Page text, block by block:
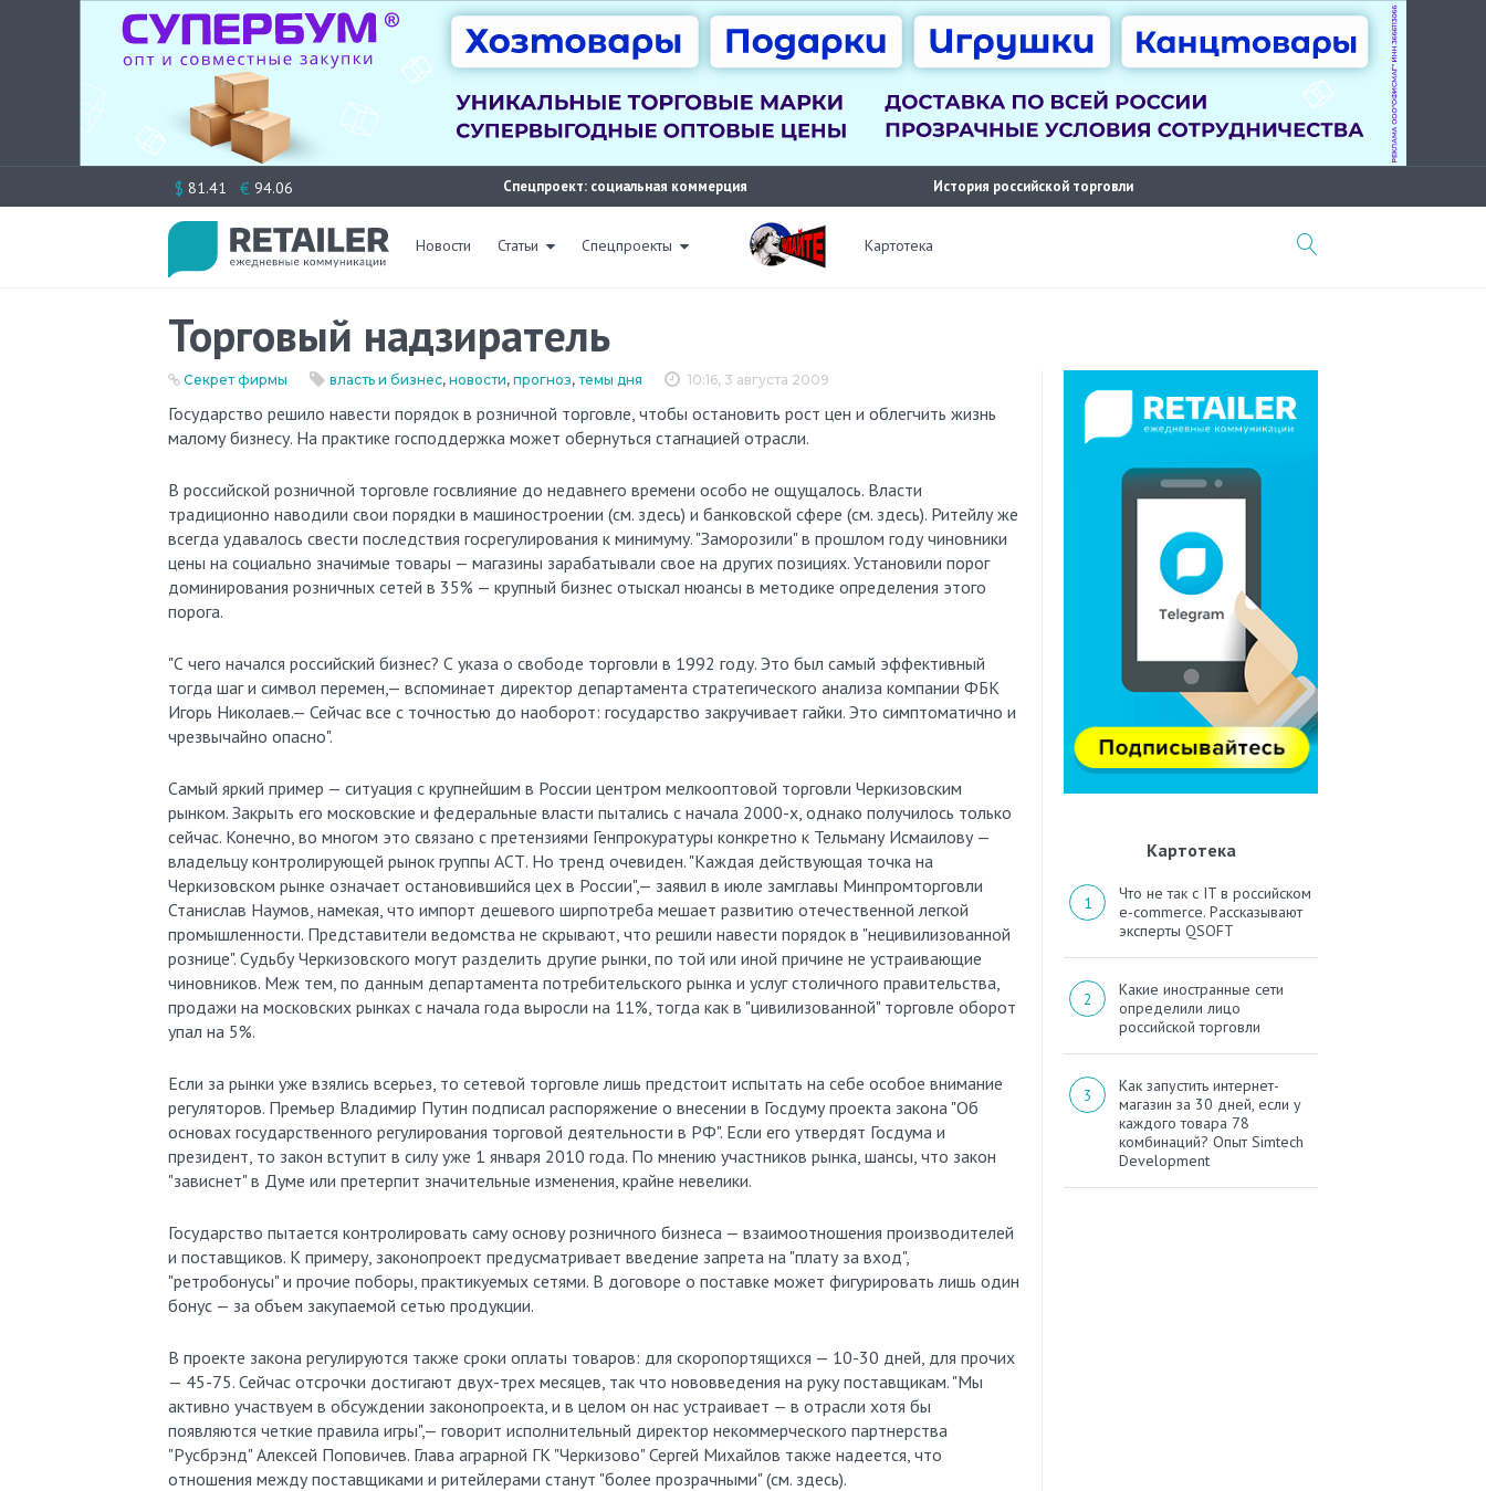
к
$ 81.41 € 94.06 Спецпроект: социальная коммерция История российской торговли
Новости Статьи Спецпроекты Картотека
Торговый надзиратель
10:16, 3 августа 2009
Секрет фирмы власть и бизнес, новости, прогноз, темы дня
Государство решило навести порядок в розничной торговле, чтобы остановить рост цен и облегчить жизнь
малому бизнесу. На практике господдержка может обернуться стагнацией отрасли.
В российской розничной торговле госвлияние до недавнего времени особо не ощущалось. Власти
традиционно наводили свои порядки в машиностроении (см. здесь) и банковской сфере (см. здесь). Ритейлу же
всегда удавалось свести последствия госрегулирования к минимуму. "Заморозили" в прошлом году чиновники
цены на социально значимые товары — магазины зарабатывали свое на других позициях. Установили порог
доминирования розничных сетей в 35% — крупный бизнес отыскал нюансы в методике определения этого
порога.
"С чего начался российский бизнес? С указа о свободе торговли в 1992 году. Это был самый эффективный
тогда шаг и символ перемен,— вспоминает директор департамента стратегического анализа компании ФБК
Игорь Николаев.— Сейчас все с точностью до наоборот: государство закручивает гайки. Это симптоматично и
чрезвычайно опасно".
Самый яркий пример — ситуация с крупнейшим в России центром мелкооптовой торговли Черкизовским
рынком. Закрыть его московские и федеральные власти пытались с начала 2000-х, однако получилось только
сейчас. Конечно, во многом это связано с претензиями Генпрокуратуры конкретно к Тельману Исмаилову —
владельцу контролирующей рынок группы АСТ. Но тренд очевиден. "Каждая действующая точка на
Черкизовском рынке означает остановившийся цех в России",— заявил в июле замглавы Минпромторговли
Станислав Наумов, намекая, что импорт дешевого ширпотреба мешает развитию отечественной легкой
промышленности. Представители ведомства не скрывают, что решили навести порядок в "нецивилизованной
рознице". Судьбу Черкизовского могут разделить другие рынки, по той или иной причине не устраивающие
чиновников. Меж тем, по данным департамента потребительского рынка и услуг столичного правительства,
продажи на московских рынках с начала года выросли на 11%, тогда как в "цивилизованной" торговле оборот
упал на 5%.
Если за рынки уже взялись всерьез, то сетевой торговле лишь предстоит испытать на себе особое внимание
регуляторов. Премьер Владимир Путин подписал распоряжение о внесении в Госдуму проекта закона "Об
основах государственного регулирования торговой деятельности в РФ". Если его утвердят Госдума и
президент, то закон вступит в силу уже 1 января 2010 года. По мнению участников рынка, шансы, что закон
"зависнет" в Думе или претерпит значительные изменения, крайне невелики.
Государство пытается контролировать саму основу розничного бизнеса — взаимоотношения производителей
и поставщиков. К примеру, законопроект предусматривает введение запрета на "плату за вход",
"ретробонусы" и прочие поборы, практикуемых сетями. В договоре о поставке может фигурировать лишь один
бонус — за объем закупаемой сетью продукции.
В проекте закона регулируются также сроки оплаты товаров: для скоропортящихся — 10-30 дней, для прочих
— 45-75. Сейчас отсрочки достигают двух-трех месяцев, так что нововведения на руку поставщикам. "Мы
активно участвуем в обсуждении законопроекта, и в целом он нас устраивает — в отрасли хотя бы
появляются четкие правила игры",— говорит исполнительный директор некоммерческого партнерства
"Русбрэнд" Алексей Поповичев. Глава аграрной ГК "Черкизово" Сергей Михайлов также надеется, что
отношения между поставщиками и ритейлерами станут "более прозрачными" (см. здесь).
Картотека
Что не так с IT в российском
e-commerce. Рассказывают
эксперты QSOFT
Какие иностранные сети
определили лицо
российской торговли
Как запустить интернет-
магазин за 30 дней, если у
каждого товара 78
комбинаций? Опыт Simtech
Development